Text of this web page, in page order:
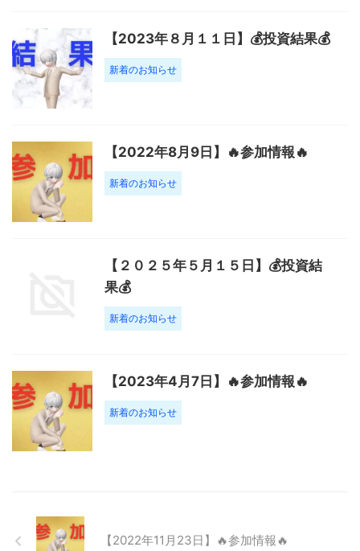
【2023年８月１１日】💰投資結果💰
新着のお知らせ
【2022年8月9日】🔥参加情報🔥
新着のお知らせ
【２０２５年５月１５日】💰投資結
果💰
新着のお知らせ
【2023年4月7日】🔥参加情報🔥
新着のお知らせ
【2022年11月23日】🔥参加情報🔥